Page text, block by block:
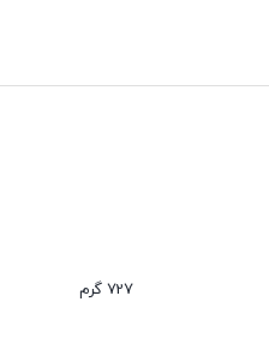
727 گرم